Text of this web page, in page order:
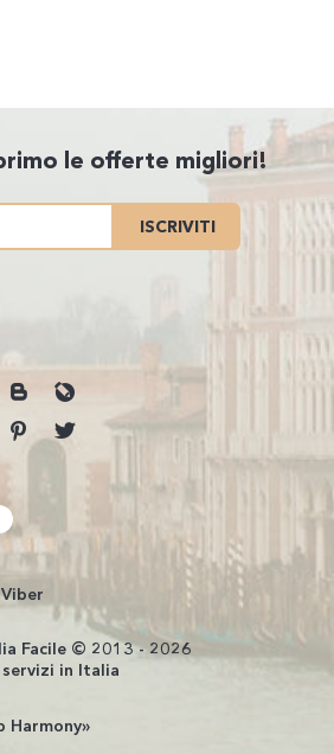
le offerte migliori!
ISCRIVITI
Facile © 2013 - 2026
in Italia
Harmony»